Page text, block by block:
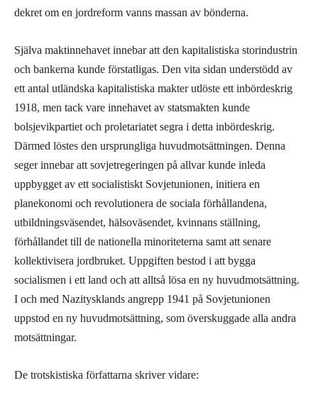
dekret om en jordreform vanns massan av bönderna.
Själva maktinnehavet innebar att den kapitalistiska storindustrin
och bankerna kunde förstatligas. Den vita sidan understödd av
ett antal utländska kapitalistiska makter utlöste ett inbördeskrig
1918, men tack vare innehavet av statsmakten kunde
bolsjevikpartiet och proletariatet segra i detta inbördeskrig.
Därmed löstes den ursprungliga huvudmotsättningen. Denna
seger innebar att sovjetregeringen på allvar kunde inleda
uppbygget av ett socialistiskt Sovjetunionen, initiera en
planekonomi och revolutionera de sociala förhållandena,
utbildningsväsendet, hälsoväsendet, kvinnans ställning,
förhållandet till de nationella minoriteterna samt att senare
kollektivisera jordbruket. Uppgiften bestod i att bygga
socialismen i ett land och att alltså lösa en ny huvudmotsättning.
I och med Nazitysklands angrepp 1941 på Sovjetunionen
uppstod en ny huvudmotsättning, som överskuggade alla andra
motsättningar.
De trotskistiska författarna skriver vidare: